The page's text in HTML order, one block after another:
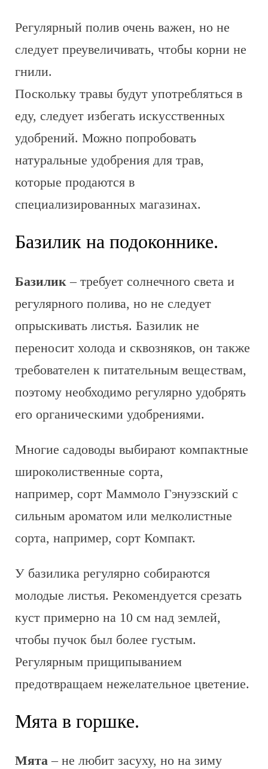
Регулярный полив очень важен, но не
следует преувеличивать, чтобы корни не
гнили.
Поскольку травы будут употребляться в
еду, следует избегать искусственных
удобрений. Можно попробовать
натуральные удобрения для трав,
которые продаются в
специализированных магазинах.
Базилик на подоконнике.
Базилик– требует солнечного света и
регулярного полива, но не следует
опрыскивать листья. Базилик не
переносит холода и сквозняков, он также
требователен к питательным веществам,
поэтому необходимо регулярно удобрять
его органическими удобрениями.
Многие садоводы выбирают компактные
широколиственные сорта,
например, сорт Маммоло Гэнуэзский с
сильным ароматом или мелколистные
сорта, например, сорт Компакт.
У базилика регулярно собираются
молодые листья. Рекомендуется срезать
куст примерно на 10 см над землей,
чтобы пучок был более густым.
Регулярным прищипыванием
предотвращаем нежелательное цветение.
Мята в горшке.
Мята – не любит засуху, но на зиму